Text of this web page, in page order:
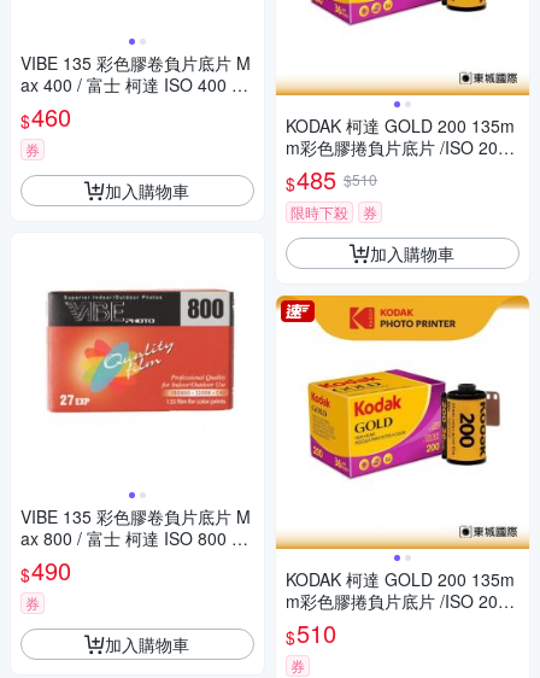
VIBE 135 彩色膠卷負片底片 M
ax 400 / 富士 柯達 ISO 400 27
$460
券
加入購物車
VIBE 135 彩色膠卷負片底片 M
ax 800 / 富士 柯達 ISO 800 27
$490
券
加入購物車
KODAK 柯達 GOLD 200 135m
m彩色膠捲負片底片 /ISO 200
36張
$485 $510
限時下殺
券
加入購物車
KODAK 柯達 GOLD 200 135m
m彩色膠捲負片底片 /ISO 200
36張
$510
券